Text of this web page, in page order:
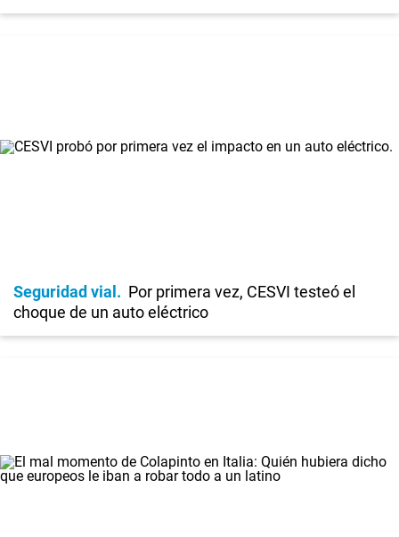
Seguridad vial
Por primera vez, CESVI testeó el
choque de un auto eléctrico